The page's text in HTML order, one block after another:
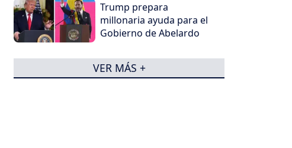
Trump prepara
millonaria ayuda para el
Gobierno de Abelardo
VER MÁS +